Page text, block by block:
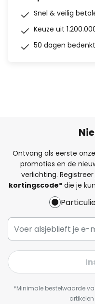
Snel & veilig
Keuze uit
50 dagen
Ontvang als eerste
promoties en de
verlichting.
kortingscode*die je
*Minimale bestelwaarde